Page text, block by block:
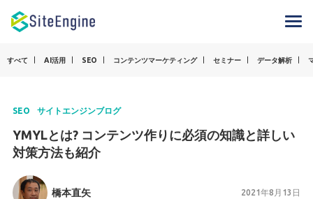
すべて AI活用 SEO コンテンツマーケティング セミナー データ解析
SEO サイトエンジンブログ
YMYLとは? コンテンツ作りに必須の知識と詳しい
対策方法も紹介
橋本直矢 2021年8月13日